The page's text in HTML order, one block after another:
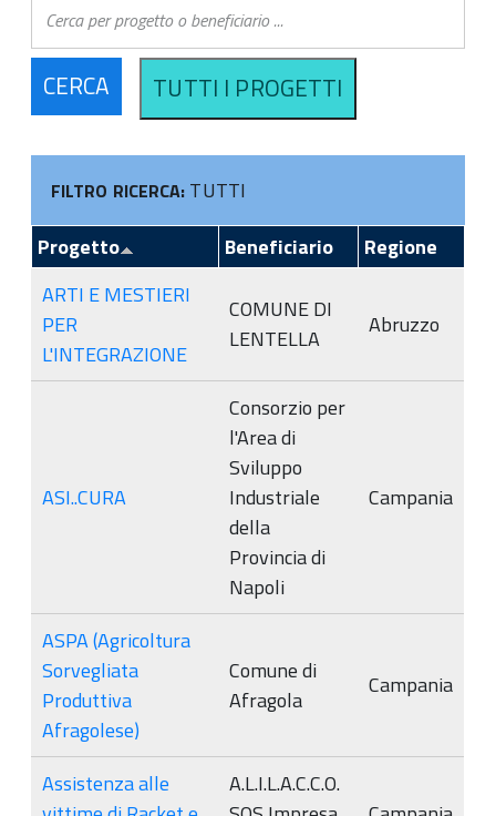
FILTRO RICERCA: TUTTI
Progetto
Beneficiario
Regione
ARTI E MESTIERI
PER
L'INTEGRAZIONE
COMUNE DI
LENTELLA
Abruzzo
ASI..CURA
Consorzio per
l'Area di
Sviluppo
Industriale
della
Provincia di
Napoli
Campania
ASPA (Agricoltura
Sorvegliata
Produttiva
Afragolese)
Comune di
Afragola
Campania
Assistenza alle
A.L.I.L.A.C.C.O.